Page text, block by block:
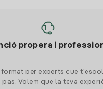
propera i
format per experts que
Volem que la teva